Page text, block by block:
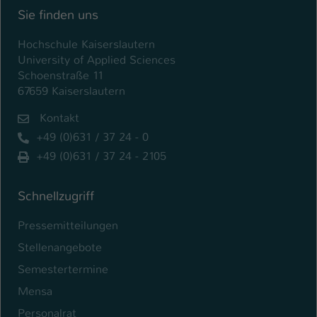
Sie finden uns
Hochschule Kaiserslautern
University of Applied Sciences
Schoenstraße 11
67659 Kaiserslautern
Kontakt
+49 (0)631 / 37 24 - 0
+49 (0)631 / 37 24 - 2105
Schnellzugriff
Pressemitteilungen
Stellenangebote
Semestertermine
Mensa
Personalrat
Einstellungen, falls der Webseiten-
Betreiber dies eingestellt hat.
Name
Anbieter TYPO3
Zweck
eines Intranet-Logins die Session-ID. So
kann der eingeloggte Benutzer
wiedererkannt werden und es wird ihm